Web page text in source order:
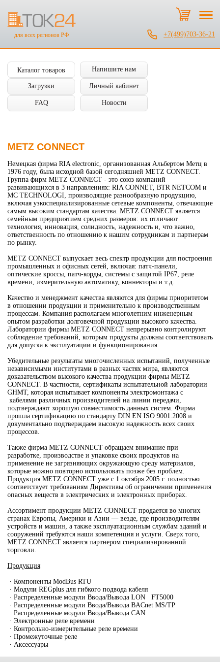
для всех регионов РФ +7(499)703-36-21
Каталог товаров Напишите нам
Загрузки Личный кабинет
FAQ Новости
METZ CONNECT
Немецкая фирма RIA electronic, организованная Альбертом Метц в
1976 году, была исходной базой сегодняшней METZ CONNECT.
Группа фирм METZ CONNECT - это союз компаний
развивающихся в 3 направлениях: RIA CONNET, BTR NETCOM и
MC TECHNOLOGI, производящие разнообразную продукцию,
включая узкоспециализированные сетевые компоненты, отвечающие
самым высоким стандартам качества. METZ CONNECT является
семейным предприятием средних размеров: их отличают
технология, инновация, солидность, надежность и, что важно,
ответственность по отношению к нашим сотрудникам и партнерам
по рынку.
METZ CONNECT выпускает весь спектр продукции для построения
промышленных и офисных сетей, включая: патч-панели,
оптические кроссы, патч-корды, системы с защитой IP67, реле
времени, измерительную автоматику, коннекторы и т.д.
Качество и менеджмент качества являются для фирмы приоритетом
в отношении продукции и применительно к производственным
процессам. Компания располагаем многолетним инженерным
опытом разработки долговечной продукции высокого качества.
Лаборатории фирмы METZ CONNECT непрерывно контролируют
соблюдение требований, которым продукты должны соответствовать
для допуска к эксплуатации и функционирования.
Убедительные результаты многочисленных испытаний, полученные
независимыми институтами в разных частях мира, являются
доказательством высокого качества продукции фирмы METZ
CONNECT. В частности, сертификаты испытательной лаборатории
GHMT, которая испытывает компоненты электромонтажа с
кабелями различных производителей на линии передачи,
подтверждают хорошую совместимость данных систем. Фирма
прошла сертификацию по стандарту DIN EN ISO 9001:2008 и
документально подтверждаем высокую надежность всех своих
процессов.
Также фирма METZ CONNECT обращаем внимание при
разработке, производстве и упаковке своих продуктов на
применение не загрязняющих окружающую среду материалов,
которые можно повторно использовать позже без проблем.
Продукция METZ CONNECT уже с 1 октября 2005 г. полностью
соответствует требованиям Директивы об ограничении применения
опасных веществ в электрических и электронных приборах.
Ассортимент продукции METZ CONNECT продается во многих
странах Европы, Америки и Азии — везде, где производителям
устройств и машин, а также эксплуатационным службам зданий и
сооружений требуются наши компетенция и услуги. Сверх того,
METZ CONNECT является партнером специализированной
торговли.
Продукция
· Компоненты ModBus RTU
· Модули REGplus для гибкого подвода кабеля
· Распределенные модули Ввода/Вывода LON FT5000
· Распределенные модули Ввода/Вывода BACnet MS/TP
· Распределенные модули Ввода/Вывода CAN
· Электронные реле времени
· Контрольно-измерительные реле времени
· Промежуточные реле
· Аксессуары